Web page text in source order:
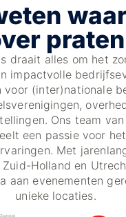
praten
draait alles om het
impactvolle
voor (inter)nationale
Ons team
een passie voor
Met
Holland en
aan evenementen
unieke locaties.